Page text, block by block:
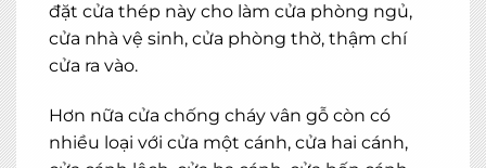
đặt cửa thép này cho làm cửa phòng ngủ,
cửa nhà vệ sinh, cửa phòng thờ, thậm chí
cửa ra vào.
Hơn nữa cửa chống cháy vân gỗ còn có
nhiều loại với cửa một cánh, cửa hai cánh,